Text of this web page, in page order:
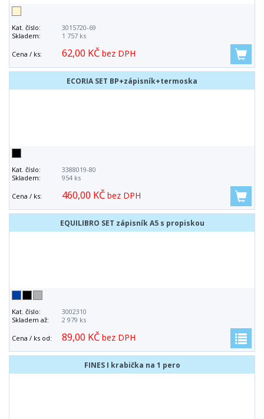
Kat. číslo:
3015720-69
Skladem:
1 757 ks
Cena / ks: 62,00 KČ bez DPH
ECORIA SET BP+zápisník+termoska
Kat. číslo:
3388019-80
Skladem:
954 ks
Cena / ks: 460,00 KČ bez DPH
EQUILIBRO SET zápisník A5 s propiskou
Kat. číslo:
3002310
Skladem až:
2 979 ks
Cena / ks od: 89,00 KČ bez DPH
FINES I krabička na 1 pero